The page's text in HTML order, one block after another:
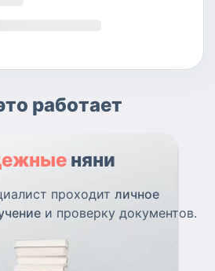
работает
няни
проходит личное
и проверку документов.